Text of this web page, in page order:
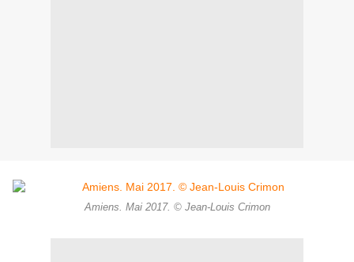
Amiens. Mai 2017. © Jean-Louis Crimon